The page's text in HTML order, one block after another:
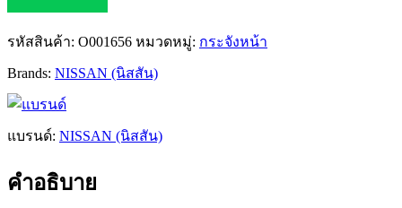
รหัสสินค้า: O001656 หมวดหมู่: กระจังหน้า
Brands: NISSAN (นิสสัน)
แบรนด์: NISSAN (นิสสัน)
คำอธิบาย